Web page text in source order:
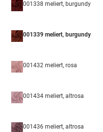
001338 meliert, burgundy
001339 meliert, burgundy
001432 meliert, rosa
001434 meliert, altrosa
001436 meliert, altrosa